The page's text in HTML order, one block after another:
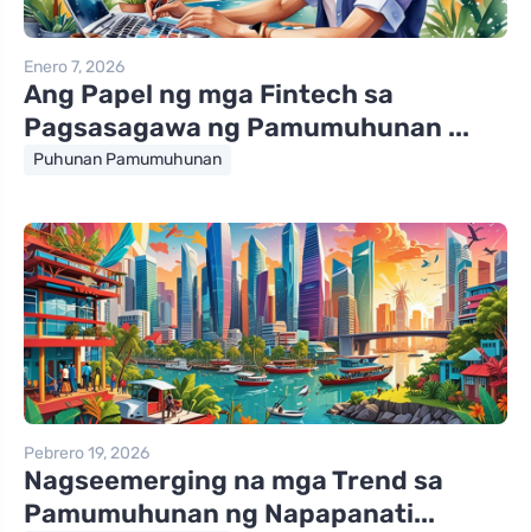
Enero 7, 2026
Ang Papel ng mga Fintech sa
Pagsasagawa ng Pamumuhunan ...
Puhunan Pamumuhunan
Pebrero 19, 2026
Nagseemerging na mga Trend sa
Pamumuhunan ng Napapanati...